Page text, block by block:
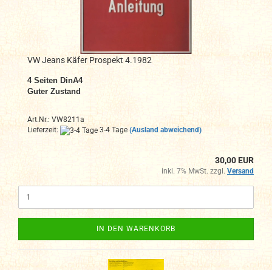
VW Jeans Käfer Prospekt 4.1982
4 Seiten DinA4
Guter Zustand
Art.Nr.: VW8211a
Lieferzeit:
3-4 Tage (Ausland abweichend)
30,00 EUR
inkl. 7% MwSt. zzgl. Versand
IN DEN WARENKORB